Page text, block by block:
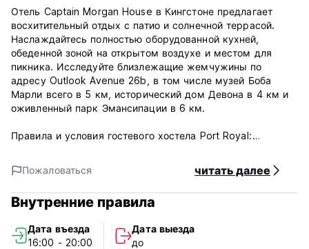
Отель Captain Morgan House в Кингстоне предлагает
восхитительный отдых с патио и солнечной террасой.
Наслаждайтесь полностью оборудованной кухней,
обеденной зоной на открытом воздухе и местом для
пикника. Исследуйте близлежащие жемчужины по
адресу Outlook Avenue 26b, в том числе музей Боба
Марли всего в 5 км, исторический дом Девона в 4 км и
оживленный парк Эмансипации в 6 км.
Правила и условия гостевого хостела Port Royal:
Политика отмены: за 72 часа до прибытия. В случае
поздней отмены бронирования или незаезда с вас будет
снята стоимость первой ночи проживания.
Выезд с 10:00 до 11:00.
Пожаловаться читать далее
Внутренние правила
Дата въезда
16:00 - 20:00
Дата выезда
до